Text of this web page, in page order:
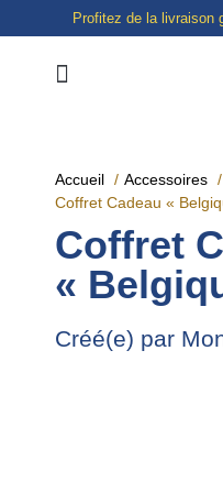
Profitez de la livraison
Accueil Accessoires
Coffret Cadeau «
Coffret
«
Créé(e) par